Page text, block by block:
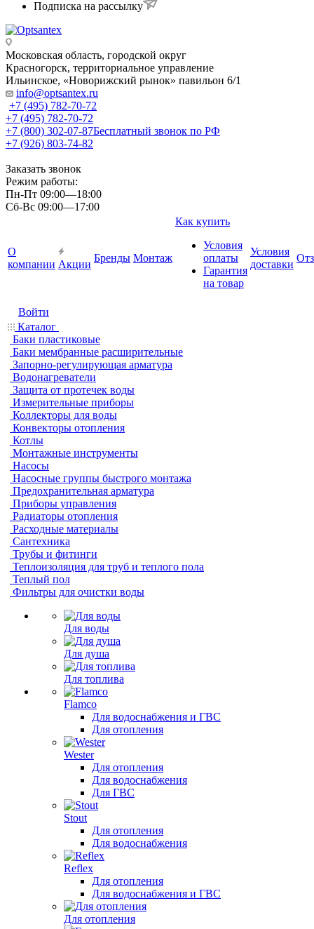
Подписка на рассылку
Московская область, городской округ
Красногорск, территориальное управление
Ильинское, «Новорижский рынок» павильон 6/1
info@optsantex.ru
+7 (495) 782-70-72
+7 (495) 782-70-72
+7 (800) 302-07-87Бесплатный звонок по РФ
+7 (926) 803-74-82
Заказать звонок
Режим работы:
Пн-Пт 09:00—18:00
Сб-Вс 09:00—17:00
О
компании Акции
Бренды Монтаж
Как купить
Условия
оплаты
Гарантия
на товар
Условия
доставки
Войти
Каталог
Баки пластиковые
Баки мембранные расширительные
Запорно-регулирующая арматура
Водонагреватели
Защита от протечек воды
Измерительные приборы
Коллекторы для воды
Конвекторы отопления
Котлы
Монтажные инструменты
Насосы
Насосные группы быстрого монтажа
Предохранительная арматура
Приборы управления
Радиаторы отопления
Расходные материалы
Сантехника
Трубы и фитинги
Теплоизоляция для труб и теплого пола
Теплый пол
Фильтры для очистки воды
Для воды
Для душа
Для топлива
Flamco
Для водоснабжения и ГВС
Для отопления
Wester
Для отопления
Для водоснабжения
Для ГВС
Stout
Для отопления
Для водоснабжения
Reflex
Для отопления
Для водоснабжения и ГВС
Для отопления